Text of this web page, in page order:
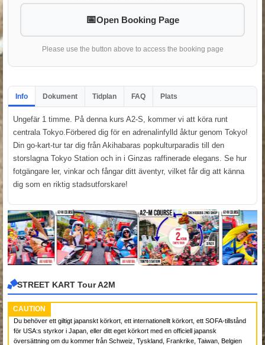
Open Booking Page
Please use the button above to access the booking page
Info Dokument Tidplan FAQ Plats
Ungefär 1 timme. På denna kurs A2-S, kommer vi att köra runt
centrala Tokyo.Förbered dig för en adrenalinfylld åktur genom Tokyo!
Din go-kart-tur tar dig från Akihabaras popkulturparadis till den
storslagna Tokyo Station och in i Ginzas raffinerade elegans. Se hur
fotgängare ler, vinkar och fångar ditt äventyr, vilket får dig att känna
dig som en riktig stadsutforskare!
STREET KART Tour A2M
CAUTION
Du behöver ett giltigt japanskt körkort, ett internationellt körkort, ett SOFA-tillstånd
för USA:s styrkor i Japan, eller ditt eget körkort med en officiell japansk
översättning om du kommer från Schweiz, Tyskland, Frankrike, Taiwan, Belgien